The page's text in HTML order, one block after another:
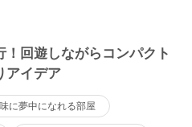
回遊しながらコンパクト
アイデア
に夢中になれる部屋